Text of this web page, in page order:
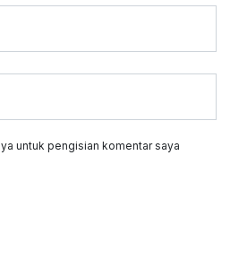
untuk pengisian komentar saya